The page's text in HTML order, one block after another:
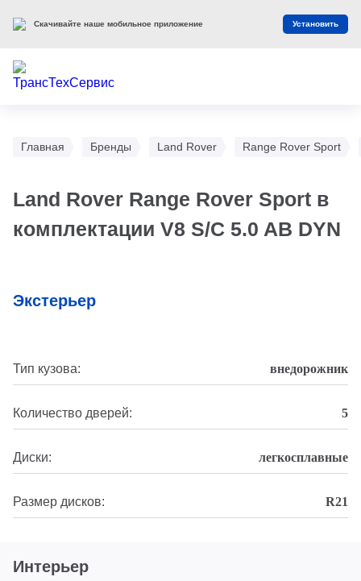
Главная Бренды Land Rover Range Rover Sport
Land Rover Range Rover Sport в
комплектации V8 S/C 5.0 AB DYN
Экстерьер
Тип кузова: внедорожник
Количество дверей: 5
Диски: легкосплавные
Размер дисков: R21
Интерьер
Скачивайте наше мобильное приложение Установить